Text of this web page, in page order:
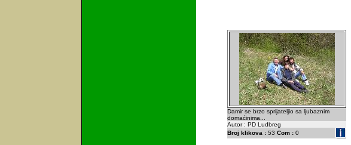
Damir se brzo sprijateljio sa ljubaznim
domaćinima...
Autor : PD Ludbreg
Broj klikova : 53 Com : 0